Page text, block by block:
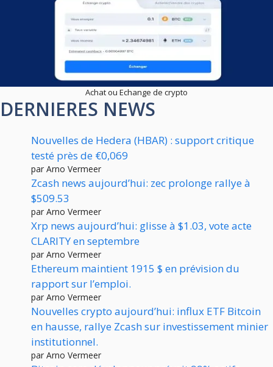
Achat ou Echange de crypto
DERNIERES NEWS
Nouvelles de Hedera (HBAR) : support critique
testé près de €0,069
par Arno Vermeer
Zcash news aujourd’hui: zec prolonge rallye à
$509.53
par Arno Vermeer
Xrp news aujourd’hui: glisse à $1.03, vote acte
CLARITY en septembre
par Arno Vermeer
Ethereum maintient 1915 $ en prévision du
rapport sur l’emploi.
par Arno Vermeer
Nouvelles crypto aujourd’hui: influx ETF Bitcoin
en hausse, rallye Zcash sur investissement minier
institutionnel.
par Arno Vermeer